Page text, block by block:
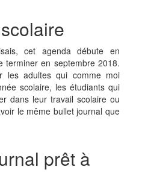
cet agenda débute en
terminer en septembre 2018.
les adultes qui comme moi
scolaire, les étudiants qui
dans leur travail scolaire ou
le même bullet journal que
prêt à